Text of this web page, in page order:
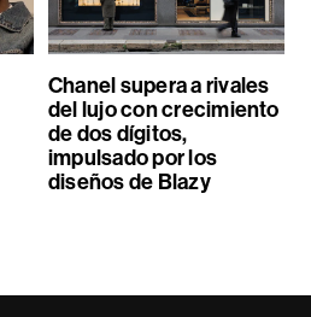
Chanel supera a rivales
del lujo con crecimiento
de dos dígitos,
impulsado por los
diseños de Blazy